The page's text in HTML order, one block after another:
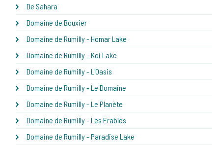
De Sahara
Domaine de Bouxier
Domaine de Rumilly - Homar Lake
Domaine de Rumilly - Koi Lake
Domaine de Rumilly - L'Oasis
Domaine de Rumilly - Le Domaine
Domaine de Rumilly - Le Planète
Domaine de Rumilly - Les Erables
Domaine de Rumilly - Paradise Lake